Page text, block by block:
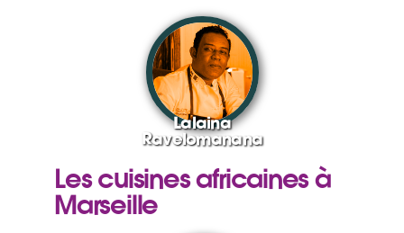
Lalaina
Ravelomanana
Les cuisines africaines à
Marseille